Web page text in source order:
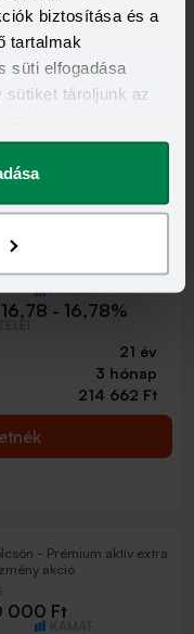
biztosítása és a
tartalmak
süti elfogadása
sütiket tároljunk az
21 év
214 662 Ft
kölcsön - Aktív plusz
akció
000 Ft
KAMAT
16,78 - 16,78%
21 év
3 hónap
214 662 Ft
- Prémium aktív extra
akció
000 Ft